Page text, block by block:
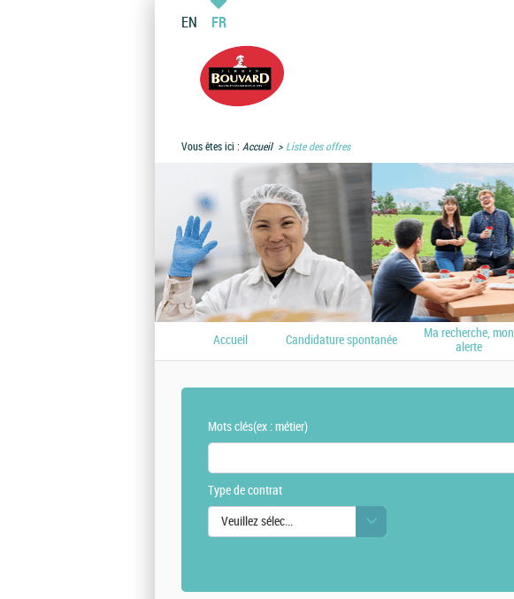
EN FR
Vous êtes ici : Accueil Liste des offres
Accueil Candidature spontanée
Ma recherche, mon
alerte
Mots clés(ex : métier)
Type de contrat
Veuillez sélectionner une ou des valeurs